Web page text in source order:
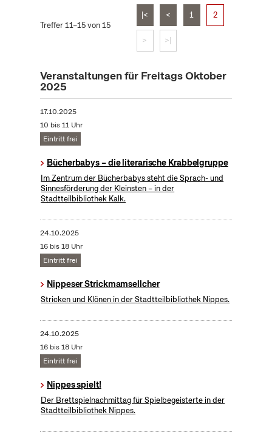
Treffer 11–15 von 15
|< < 1 2
> >|
Veranstaltungen für Freitags Oktober
2025
17.10.2025
10 bis 11 Uhr
Eintritt frei
Bücherbabys – die literarische Krabbelgruppe
Im Zentrum der Bücherbabys steht die Sprach- und
Sinnesförderung der Kleinsten – in der
Stadtteilbibliothek Kalk.
24.10.2025
16 bis 18 Uhr
Eintritt frei
Nippeser Strickmamsellcher
Stricken und Klönen in der Stadtteilbibliothek Nippes.
24.10.2025
16 bis 18 Uhr
Eintritt frei
Nippes spielt!
Der Brettspielnachmittag für Spielbegeisterte in der
Stadtteilbibliothek Nippes.